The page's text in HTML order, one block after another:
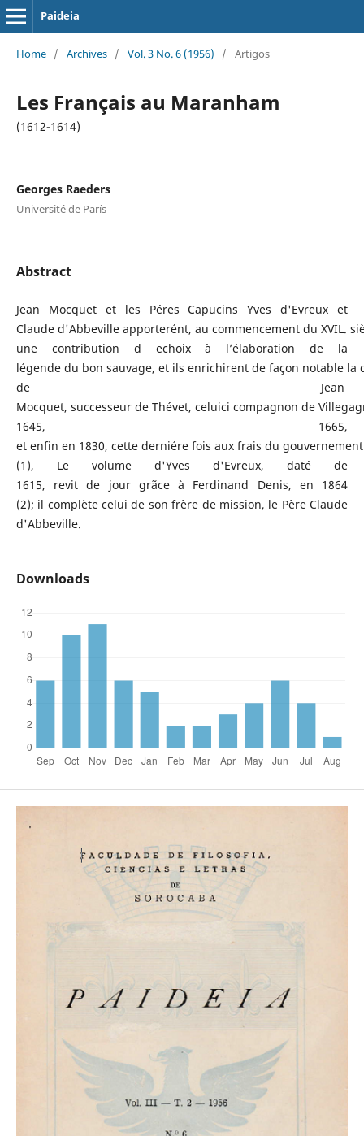
Paideia
Home / Archives / Vol. 3 No. 6 (1956) / Artigos
Les Français au Maranham
(1612-1614)
Georges Raeders
Université de París
Abstract
Jean Mocquet et les Péres Capucins Yves d'Evreux et
Claude d'Abbeville apporterént, au commencement du XVIL.
une contribution d echoix à l’élaboration de la
légende du bon sauvage, et ils enrichirent de façon notable
de Jean
Mocquet, successeur de Thévet, celuici compagnon de
1645, 1665,
et enfin en 1830, cette derniére fois aux frais du
(1), Le volume d'Yves d'Evreux, daté de
1615, revit de jour grãce à Ferdinand Denis, en 1864
(2); il complète celui de son frère de mission, le Père Claude
d'Abbeville.
Downloads